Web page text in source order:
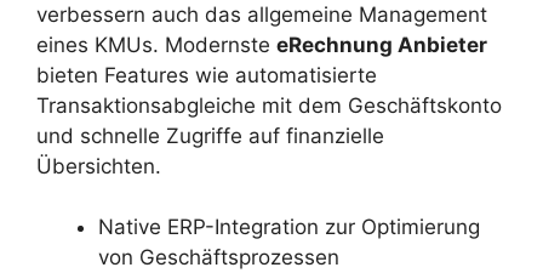
verbessern auch das allgemeine Management
eines KMUs. Modernste eRechnung Anbieter
bieten Features wie automatisierte
Transaktionsabgleiche mit dem Geschäftskonto
und schnelle Zugriffe auf finanzielle
Übersichten.
Native ERP-Integration zur Optimierung
von Geschäftsprozessen